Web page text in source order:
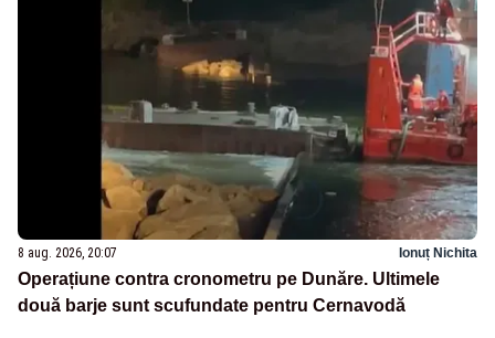
8 aug. 2026, 20:07 Ionuț Nichita
Operațiune contra cronometru pe Dunăre. Ultimele
două barje sunt scufundate pentru Cernavodă